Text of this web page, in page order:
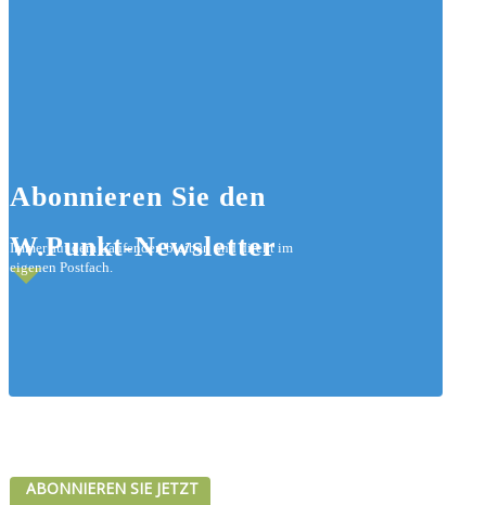
Abonnieren Sie den
W.Punkt-Newsletter
Immer auf dem Laufenden bleiben und direkt im
eigenen Postfach.
ABONNIEREN SIE JETZT